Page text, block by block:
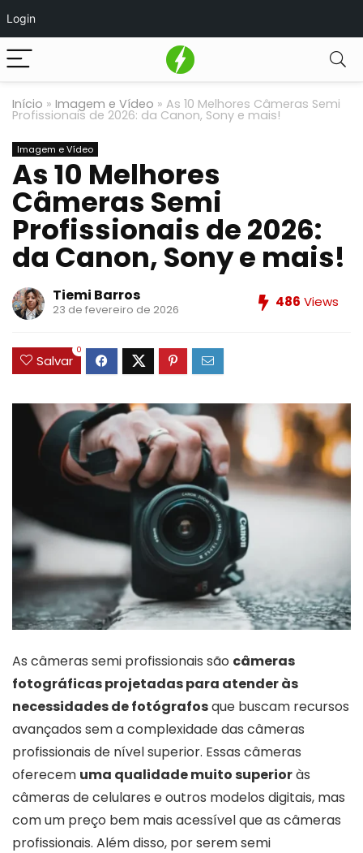
Login
Início » Imagem e Vídeo » As 10 Melhores Câmeras Semi
Profissionais de 2026: da Canon, Sony e mais!
Imagem e Vídeo
As 10 Melhores
Câmeras Semi
Profissionais de 2026:
da Canon, Sony e mais!
Tiemi Barros
23 de fevereiro de 2026 486 Views
Salvar
0
As câmeras semi profissionais são câmeras
fotográficas projetadas para atender às
necessidades de fotógrafosque buscam recursos
avançados sem a complexidade das câmeras
profissionais de nível superior. Essas câmeras
oferecem uma qualidade muito superioràs
câmeras de celulares e outros modelos digitais, mas
com um preço bem mais acessível que as câmeras
profissionais. Além disso, por serem semi